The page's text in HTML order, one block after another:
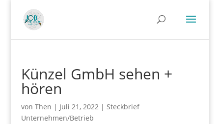
Künzel GmbH sehen +
hören
von Then | Juli 21, 2022| Steckbrief
Unternehmen/Betrieb